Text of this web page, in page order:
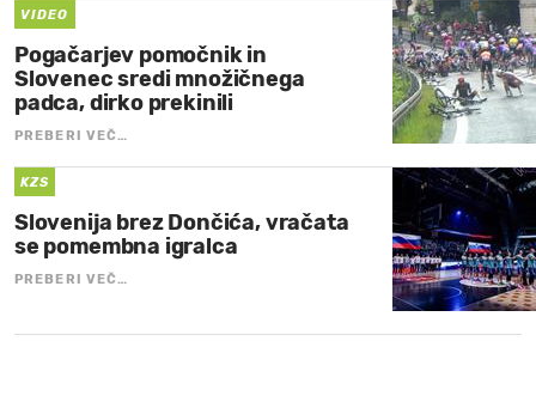
VIDEO
Pogačarjev pomočnik in
Slovenec sredi množičnega
padca, dirko prekinili
PREBERI VEČ…
KZS
Slovenija brez Dončića, vračata
se pomembna igralca
PREBERI VEČ…